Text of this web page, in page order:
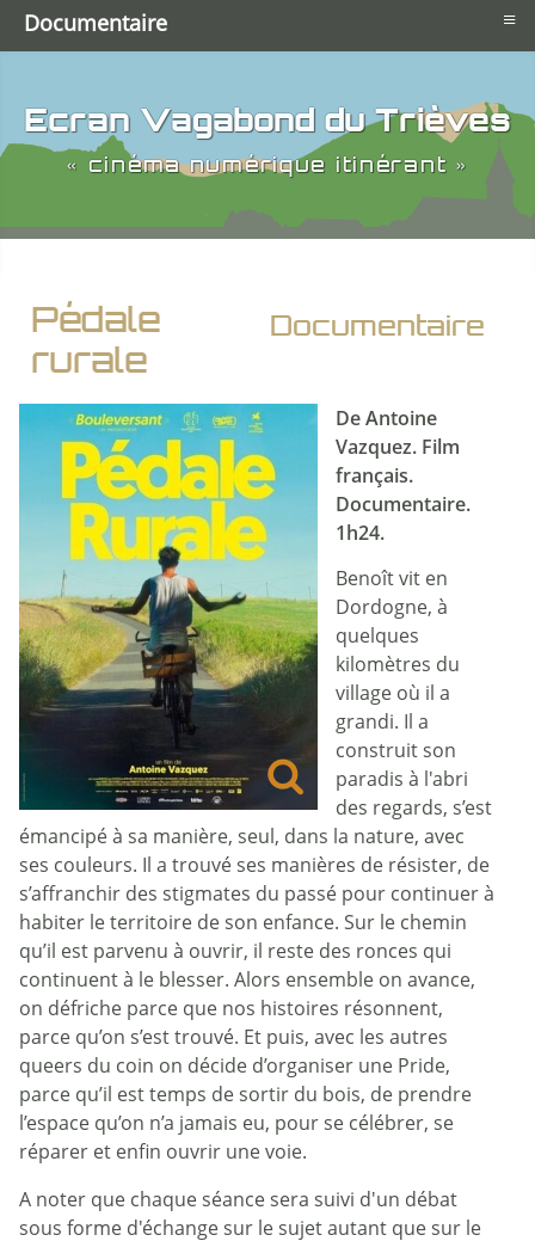
Ecran Vagabond du Trièves
« cinéma numérique itinérant »
Documentaire
Pédale
rurale
De Antoine
Vazquez. Film
français.
Documentaire.
1h24.
Benoît vit en
Dordogne, à
quelques
kilomètres du
village où il a
grandi. Il a
construit son
paradis à l'abri
des regards, s’est
émancipé à sa manière, seul, dans la nature, avec
ses couleurs. Il a trouvé ses manières de résister, de
s’affranchir des stigmates du passé pour continuer à
habiter le territoire de son enfance. Sur le chemin
qu’il est parvenu à ouvrir, il reste des ronces qui
continuent à le blesser. Alors ensemble on avance,
on défriche parce que nos histoires résonnent,
parce qu’on s’est trouvé. Et puis, avec les autres
queers du coin on décide d’organiser une Pride,
parce qu’il est temps de sortir du bois, de prendre
l’espace qu’on n’a jamais eu, pour se célébrer, se
réparer et enfin ouvrir une voie.
A noter que chaque séance sera suivi d'un débat
sous forme d'échange sur le sujet autant que sur le
Documentaire ≡